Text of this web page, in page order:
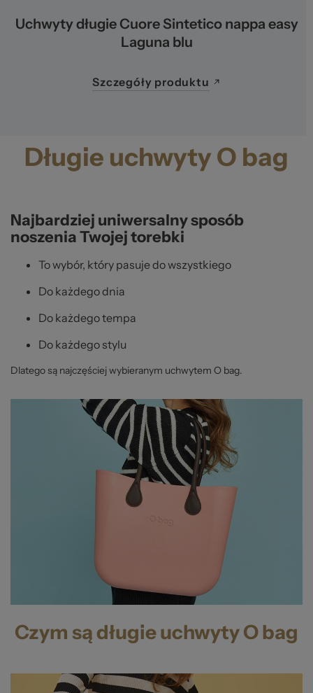
Długie uchwyty O bag
Najbardziej uniwersalny sposób
noszenia Twojej torebki
To wybór, który pasuje do wszystkiego
Do każdego dnia
Do każdego tempa
Do każdego stylu
Dlatego są najczęściej wybieranym uchwytem O bag.
Czym są długie uchwyty O bag
Uchwyty długie Cuore Sintetico nappa easy
Laguna blu
Szczegóły produktu